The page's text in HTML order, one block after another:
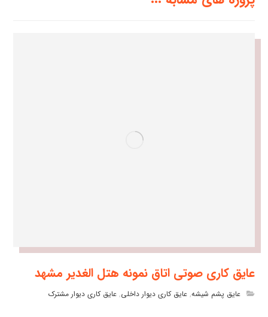
عایق کاری صوتی اتاق نمونه هتل الغدیر مشهد
عایق پشم شیشه,عایق کاری دیوار داخلی,عایق کاری دیوار مشترک